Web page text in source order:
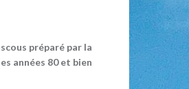
préparé par la
années 80 et bien